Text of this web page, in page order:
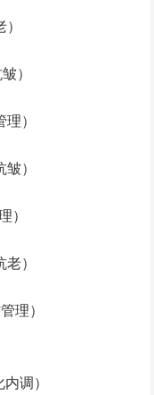
）
）
）
）
）
理）
调）